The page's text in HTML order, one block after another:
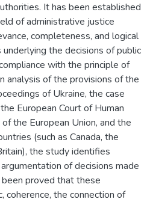
It has been established
of administrative justice
completeness, and logical
the decisions of public
with the principle of
analysis of the provisions of the
of Ukraine, the case
European Court of Human
the European Union, and the
(such as Canada, the
the study identifies
of decisions made
proved that these
coherence, the connection of